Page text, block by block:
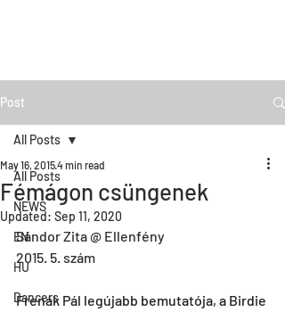
Post
All Posts
NEWS
EN
HU
Dancers
All Posts
Fémágon csüngenek
May 16, 20154 min read
Updated: Sep 11, 2020
Sándor Zita @ Ellenfény
2015. 5. szám
Frenák Pál legújabb bemutatója, a Birdie